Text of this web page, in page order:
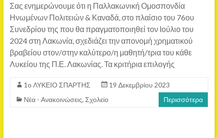
Σας ενημερώνουμε ότι η Παλλακωνική Ομοσπονδία
Ηνωμένων Πολιτειών & Καναδά, στο πλαίσιο του 76ου
Συνεδρίου της που θα πραγματοποιηθεί τον Ιούλιο του
2024 στη Λακωνία, σχεδιάζει την απονομή χρηματικού
βραβείου στον/στην καλύτερο/η μαθητή/τρια του κάθε
Λυκείου της Π.Ε. Λακωνίας. Τα κριτήρια επιλογής
1o ΛΥΚΕΙΟ ΣΠΑΡΤΗΣ
19 Δεκεμβρίου 2023
Νέα - Ανακοινώσεις, Σχολείο Περισσότερα